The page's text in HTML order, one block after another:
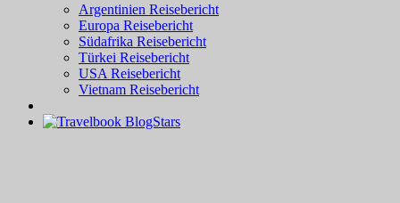
Argentinien Reisebericht
Europa Reisebericht
Südafrika Reisebericht
Türkei Reisebericht
USA Reisebericht
Vietnam Reisebericht